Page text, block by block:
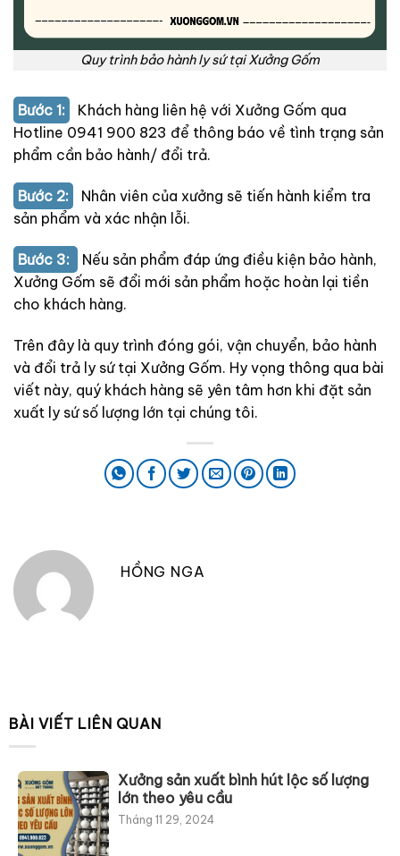
Quy trình bảo hành ly sứ tại Xưởng Gốm
Bước 1:
Khách hàng liên hệ với Xưởng Gốm qua
Hotline 0941 900 823 để thông báo về tình trạng sản
phẩm cần bảo hành/ đổi trả.
Bước 2:
Nhân viên của xưởng sẽ tiến hành kiểm tra
sản phẩm và xác nhận lỗi.
Bước 3:
Nếu sản phẩm đáp ứng điều kiện bảo hành,
Xưởng Gốm sẽ đổi mới sản phẩm hoặc hoàn lại tiền
cho khách hàng.
Trên đây là quy trình đóng gói, vận chuyển, bảo hành
và đổi trả ly sứ tại Xưởng Gốm. Hy vọng thông qua bài
viết này, quý khách hàng sẽ yên tâm hơn khi đặt sản
xuất ly sứ số lượng lớn tại chúng tôi.
HỒNG NGA
BÀI VIẾT LIÊN QUAN
Xưởng sản xuất bình hút lộc số lượng
lớn theo yêu cầu
Tháng 11 29, 2024